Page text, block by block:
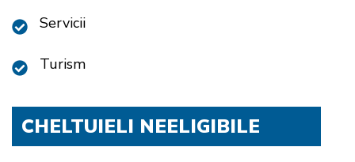
Servicii
Turism
CHELTUIELI NEELIGIBILE